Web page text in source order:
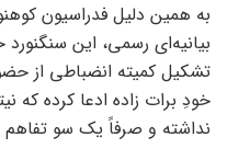
به همین دلیل فدراسیون
بیانیه‌ای رسمی، این سنگنورد
تشکیل کمیته انضباطی از
خودِ برات زاده ادعا کرده که
نداشته و صرفاً یک سو